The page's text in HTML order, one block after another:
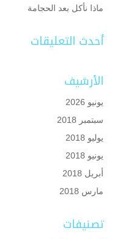
ماذا نأكل بعد الحجامة
أحدث التعليقات
الأرشيف
يونيو 2026
سبتمبر 2018
يوليو 2018
يونيو 2018
أبريل 2018
مارس 2018
تصنيفات